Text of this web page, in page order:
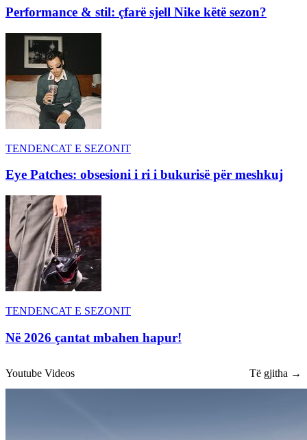
Performance & stil: çfarë sjell Nike këtë sezon?
TENDENCAT E SEZONIT
Eye Patches: obsesioni i ri i bukurisë për meshkuj
TENDENCAT E SEZONIT
Në 2026 çantat mbahen hapur!
Youtube Videos Të gjitha →